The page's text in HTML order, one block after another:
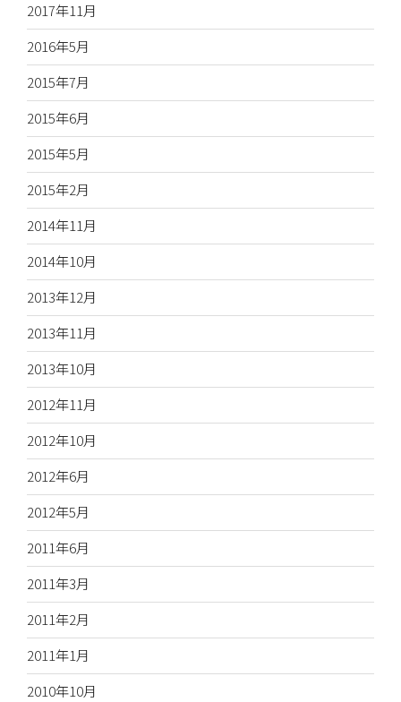
2017年11月
2016年5月
2015年7月
2015年6月
2015年5月
2015年2月
2014年11月
2014年10月
2013年12月
2013年11月
2013年10月
2012年11月
2012年10月
2012年6月
2012年5月
2011年6月
2011年3月
2011年2月
2011年1月
2010年10月